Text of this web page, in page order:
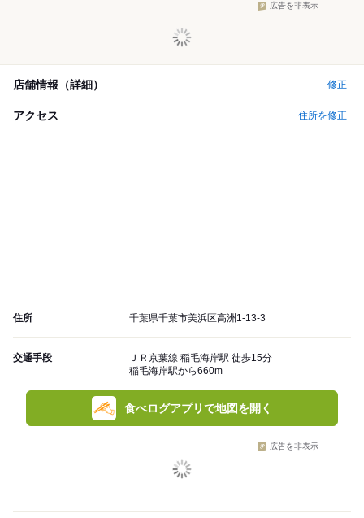
広告を非表示
店舗情報（詳細） 修正
アクセス 住所を修正
住所 千葉県千葉市美浜区高洲1-13-3
交通手段
ＪＲ京葉線 稲毛海岸駅 徒歩15分
稲毛海岸駅から660m
食べログアプリで地図を開く
広告を非表示